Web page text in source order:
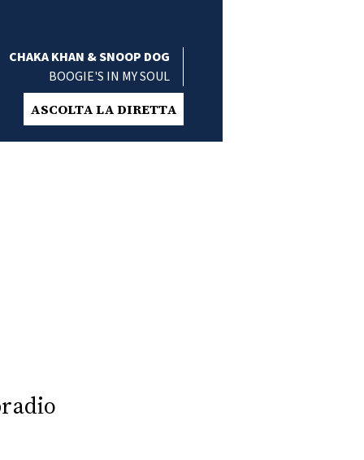
CHAKA KHAN & SNOOP DOG
BOOGIE'S IN MY SOUL
ASCOLTA LA DIRETTA